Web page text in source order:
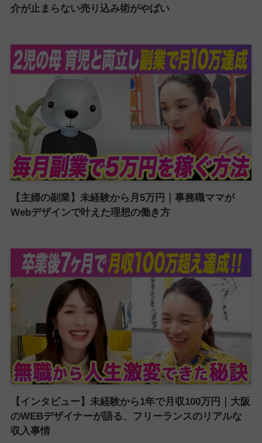
介が止まらない売り込み術がやばい
【主婦の副業】未経験から月5万円｜事務職ママが
Webデザインで叶えた理想の働き方
【インタビュー】未経験から1年で月収100万円｜大阪
のWEBデザイナーが語る、フリーランスのリアルな
収入事情